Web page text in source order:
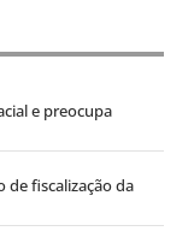
e preocupa
de fiscalização da